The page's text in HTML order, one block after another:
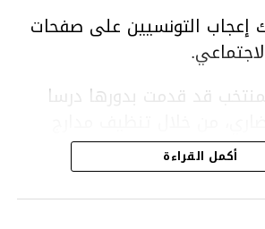
إعجاب التونسيين على صفحات
قد قدمت بدورها درسا
المباراة.
أكمل القراءة